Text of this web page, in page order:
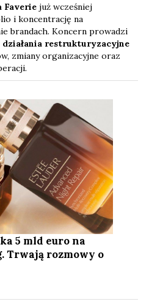
Faverie już wcześniej
i koncentrację na
brandach. Koncern prowadzi
działania restrukturyzacyjne
zmiany organizacyjne oraz
5 mld euro na
Trwają rozmowy o